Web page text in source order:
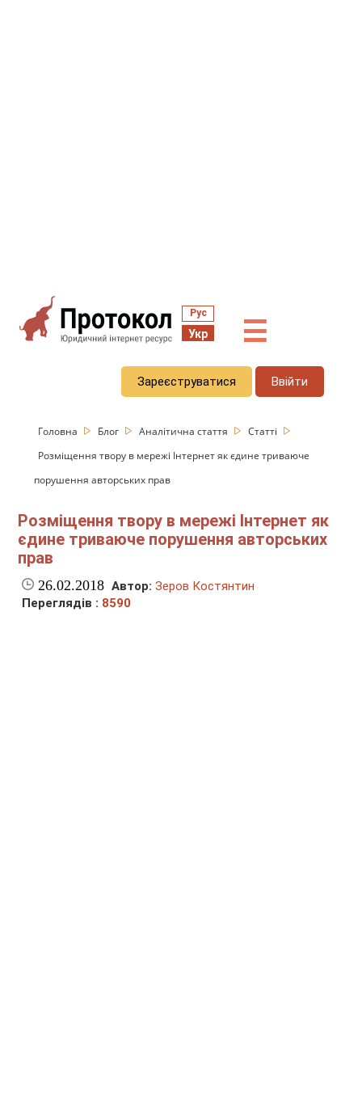
Рус
Укр ☰
Зареєструватися Ввійти
Головна Блог Аналітична стаття
Статті
Розміщення твору в мережі Інтернет як єдине триваюче
порушення авторських прав
Розміщення твору в мережі Інтернет як
єдине триваюче порушення авторських
прав
26.02.2018 Автор: Зеров Костянтин
Переглядів : 8590